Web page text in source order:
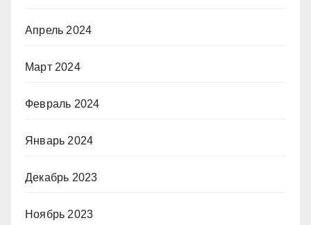
Апрель 2024
Март 2024
Февраль 2024
Январь 2024
Декабрь 2023
Ноябрь 2023